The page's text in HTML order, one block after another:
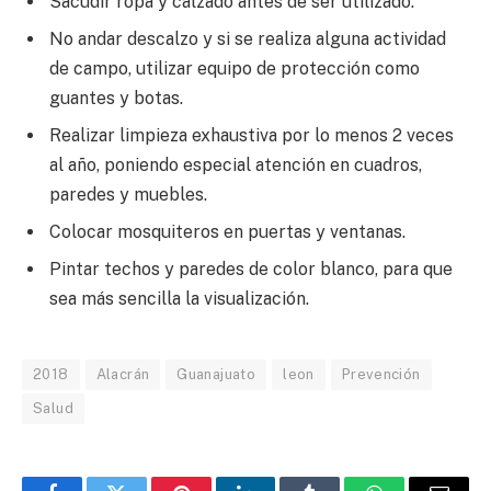
No andar descalzo y si se realiza alguna actividad
de campo, utilizar equipo de protección como
guantes y botas.
Realizar limpieza exhaustiva por lo menos 2 veces
al año, poniendo especial atención en cuadros,
paredes y muebles.
Colocar mosquiteros en puertas y ventanas.
Pintar techos y paredes de color blanco, para que
sea más sencilla la visualización.
2018 Alacrán Guanajuato leon Prevención
Salud